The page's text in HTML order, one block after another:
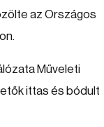
az Országos
Műveleti
ittas és bódult